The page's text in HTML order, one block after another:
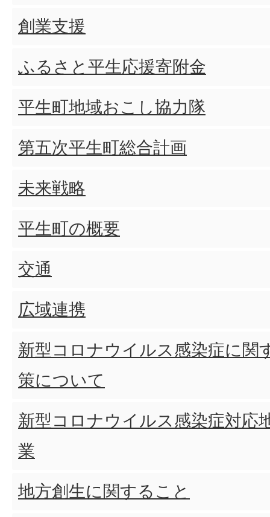
創業支援
ふるさと平生応援寄附金
平生町地域おこし協力隊
第五次平生町総合計画
未来戦略
平生町の概要
交通
広域連携
新型コロナウイルス感染症に関
策について
新型コロナウイルス感染症対応
業
地方創生に関すること